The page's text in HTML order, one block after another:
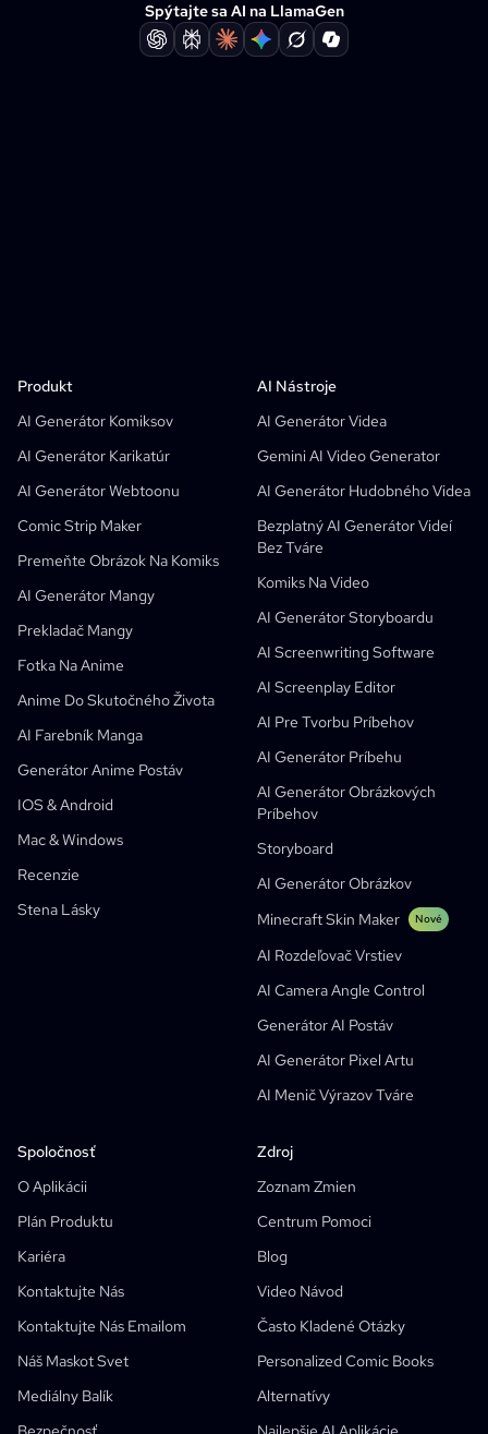
Spýtajte sa AI na LlamaGen
Produkt
AI Generátor Komiksov
AI Generátor Karikatúr
AI Generátor Webtoonu
Comic Strip Maker
Premeňte Obrázok Na Komiks
AI Generátor Mangy
Prekladač Mangy
Fotka Na Anime
Anime Do Skutočného Života
AI Farebník Manga
Generátor Anime Postáv
IOS & Android
Mac & Windows
Recenzie
Stena Lásky
AI Nástroje
AI Generátor Videa
Gemini AI Video Generator
AI Generátor Hudobného Videa
Bezplatný AI Generátor Videí
Bez Tváre
Komiks Na Video
AI Generátor Storyboardu
AI Screenwriting Software
AI Screenplay Editor
AI Pre Tvorbu Príbehov
AI Generátor Príbehu
AI Generátor Obrázkových
Príbehov
Storyboard
AI Generátor Obrázkov
Minecraft Skin Maker
Nové
AI Rozdeľovač Vrstiev
AI Camera Angle Control
Generátor AI Postáv
AI Generátor Pixel Artu
AI Menič Výrazov Tváre
Spoločnosť
O Aplikácii
Plán Produktu
Kariéra
Kontaktujte Nás
Kontaktujte Nás Emailom
Náš Maskot Svet
Mediálny Balík
Zdroj
Zoznam Zmien
Centrum Pomoci
Blog
Video Návod
Často Kladené Otázky
Personalized Comic Books
Alternatívy
Produkt
Bezplatný AI Generátor Komiksových Pásikov
AI Generátor Detských Kníh
Bezplatný AI Generátor Komiksov
AI Manga Štúdio
Bezplatný AI Motion Designer
Video Na Komiks
Hlasový Generátor Príbehov
AI Generátor Karikatúr
Premeňte Obrázok Na Komiks
Premeniť Obrázok Na Kreslený Film
AI Generátor Webtoonu
AI Generátor Manhwa
AI Generátor Mangy
Social Media Comics
Bible Comic Maker
AI Generátor Pozadia
AI Image Style Transfer
AI Pose Generator
Generátor AI Postáv
AI Dizajn Postáv
AI Generátor Anime
AI Comic Factory
AI Spisovateľ Príbehov
Tvorca Detských Príbehov
LlamaGen Pre
Učitelia
Študenti
Učitelia A Študenti
Vzdelávanie
Enterprise
Startupy
Sekvenčné Umenie
PARTNERI
OpenAI
Meta
SHOTDECK
Black Forest Labs
Replikovať
ElevenLabs
PuppyAgent
Použitie
Komiksové API
Digitálna Kampaň
Content Marketing
Marketing Produktu
Graph Comics For Dynamic Graphs
Enterprise
AI Nástroje Pre Učiteľov A Študentov
AI Generátor Videa
Tvorca Detských Príbehov
AI Generátor Obrázkových Príbehov
AI Vzdelávacie Komiksy
Generatívne Pracovné Postupy
Webtoony